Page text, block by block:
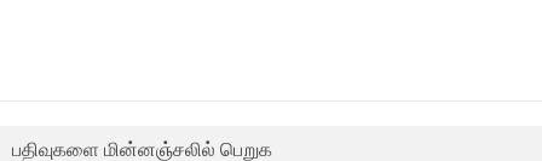
பதிவுகளை மின்னஞ்சலில் பெறுக